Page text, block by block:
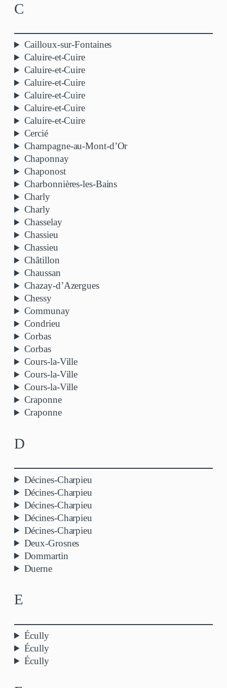
C
Cailloux-sur-Fontaines
Caluire-et-Cuire
Caluire-et-Cuire
Caluire-et-Cuire
Caluire-et-Cuire
Caluire-et-Cuire
Caluire-et-Cuire
Cercié
Champagne-au-Mont-d’Or
Chaponnay
Chaponost
Charbonnières-les-Bains
Charly
Charly
Chasselay
Chassieu
Chassieu
Châtillon
Chaussan
Chazay-d’Azergues
Chessy
Communay
Condrieu
Corbas
Corbas
Cours-la-Ville
Cours-la-Ville
Cours-la-Ville
Craponne
Craponne
D
Décines-Charpieu
Décines-Charpieu
Décines-Charpieu
Décines-Charpieu
Décines-Charpieu
Deux-Grosnes
Dommartin
Duerne
E
Écully
Écully
Écully